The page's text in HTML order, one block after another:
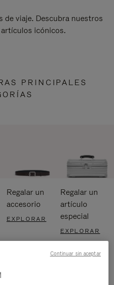
de viaje. Descubra nuestros
icónicos.
PRINCIPALES
Regalar un
accesorio
EXPLORAR
Regalar un
artículo
especial
EXPLORAR
Continuar sin aceptar